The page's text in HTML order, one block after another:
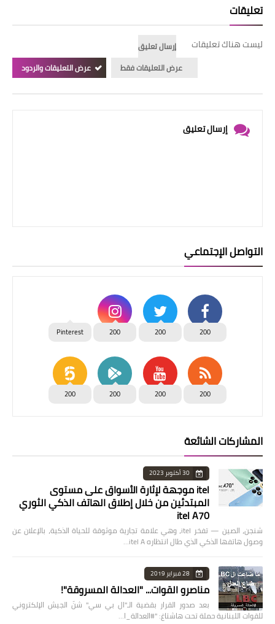
تعليقات
ليست هناك تعليقات
إرسال تعليق
عرض التعليقات فقط
عرض التعليقات والردود
إرسال تعليق
التواصل الإجتماعي
200
200
200
Pinterest
200
200
200
200
المشاركات الشائعة
30 أكتوبر 2023
itel موجهة لإثارة الأسواق على مستوى
المبتدئين من خلال إطلاق الهاتف الذكي الثوري
itel A70
شنجن، الصين — تفخر itel، وهي علامة تجارية موثوقة للحياة الذكية، بالإعلان عن
وصول هاتفها الذكي الذي طال انتظاره itel A…
28 فبراير 2019
مناصرو القوات... "العدالة المسروقة"!
بعد صدور القرار بقضية الـ"ال بي سي" شنّ الجيش الإلكتروني
للقوات اللبنانية حملة تحت هاشتاغ: "#العدالة_ا…